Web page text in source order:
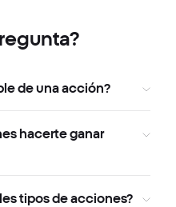
de una acción?
hacerte ganar
tipos de acciones?